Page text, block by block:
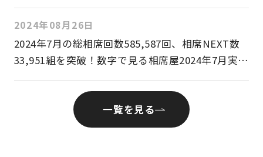
月9日(月)より各店舗にてイベントスタート
2024年08月26日
2024年7⽉の総相席回数585,587回、相席NEXT数
33,951組を突破！数字で⾒る相席屋2024年7⽉実績
レポート
一覧を見る